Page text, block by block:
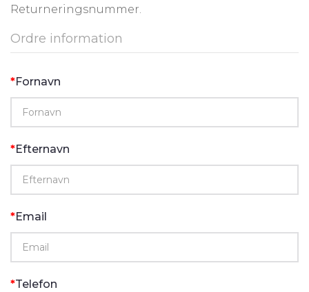
Returneringsnummer.
Ordre information
Fornavn
Efternavn
Email
Telefon